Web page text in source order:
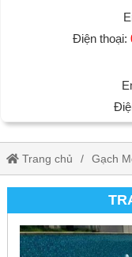
Điện thoại:
Trang chủ Gạch